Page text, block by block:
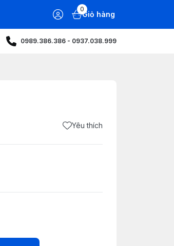
0
Giỏ hàng
0989.386.386 - 0937.038.999
Yêu thích